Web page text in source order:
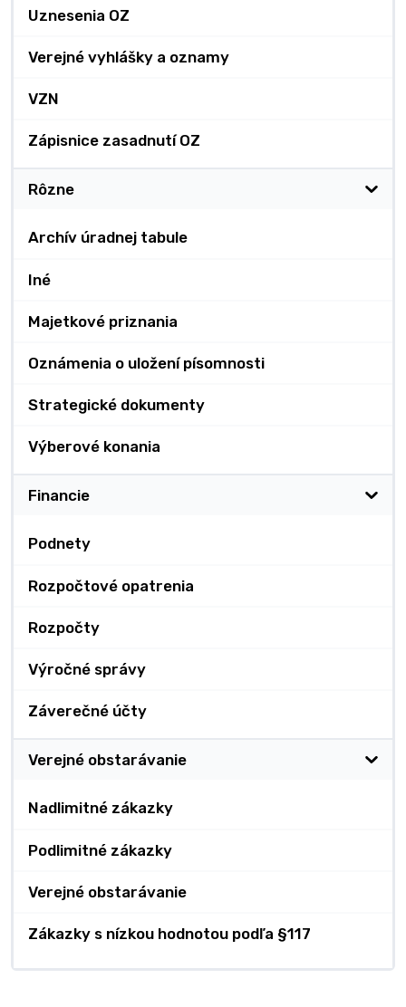
Uznesenia OZ
Verejné vyhlášky a oznamy
VZN
Zápisnice zasadnutí OZ
Rôzne
Archív úradnej tabule
Iné
Majetkové priznania
Oznámenia o uložení písomnosti
Strategické dokumenty
Výberové konania
Financie
Podnety
Rozpočtové opatrenia
Rozpočty
Výročné správy
Záverečné účty
Verejné obstarávanie
Nadlimitné zákazky
Podlimitné zákazky
Verejné obstarávanie
Zákazky s nízkou hodnotou podľa §117